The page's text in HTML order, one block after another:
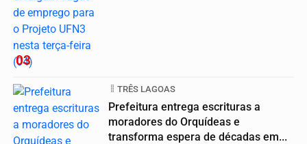
03
TRÊS LAGOAS
Prefeitura entrega escrituras a
moradores do Orquídeas e
transforma espera de décadas em...